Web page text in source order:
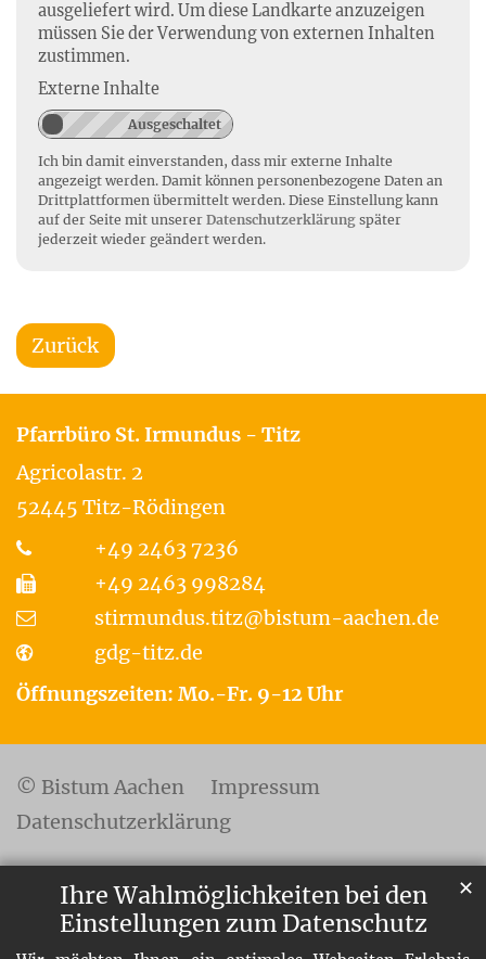
Ihre Wahlmöglichkeiten bei den
Einstellungen zum Datenschutz
✕
ausgeliefert wird. Um diese Landkarte anzuzeigen
müssen Sie der Verwendung von externen Inhalten
zustimmen.
Externe Inhalte
Ich bin damit einverstanden, dass mir externe Inhalte
angezeigt werden. Damit können personenbezogene Daten an
Drittplattformen übermittelt werden. Diese Einstellung kann
auf der Seite mit unserer Datenschutzerklärung später
jederzeit wieder geändert werden.
Zurück
Pfarrbüro St. Irmundus - Titz
Agricolastr. 2
52445 Titz-Rödingen
+49 2463 7236
+49 2463 998284
stirmundus.titz@bistum-aachen.de
gdg-titz.de
Öffnungszeiten: Mo.-Fr. 9-12 Uhr
© Bistum Aachen
Impressum
Datenschutzerklärung